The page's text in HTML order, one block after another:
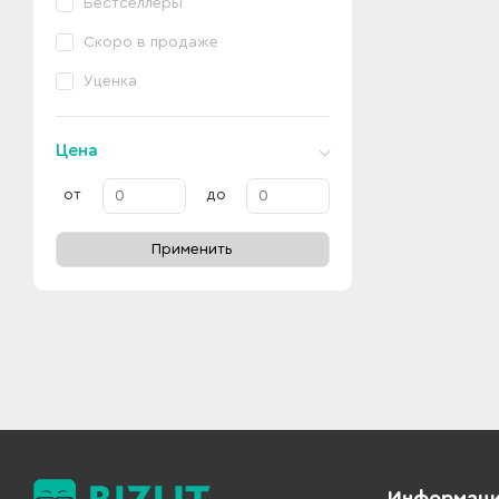
Бестселлеры
Скоро в продаже
Уценка
Цена
от до
Применить